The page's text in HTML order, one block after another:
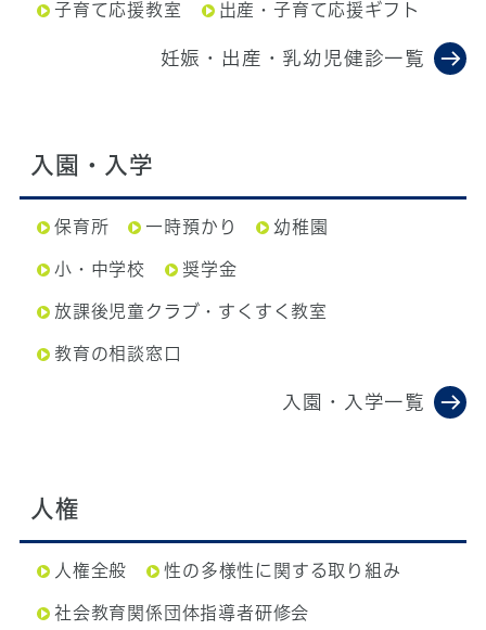
子育て応援教室 出産・子育て応援ギフト
妊娠・出産・乳幼児健診一覧
入園・入学
保育所 一時預かり 幼稚園
小・中学校 奨学金
放課後児童クラブ・すくすく教室
教育の相談窓口
入園・入学一覧
人権
人権全般 性の多様性に関する取り組み
社会教育関係団体指導者研修会